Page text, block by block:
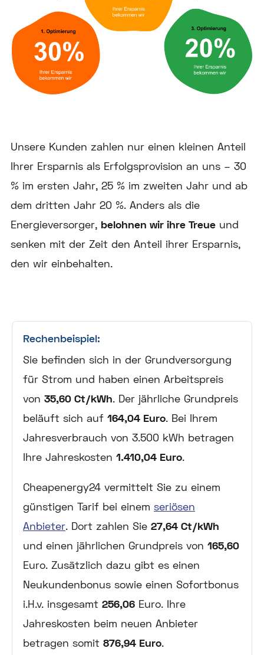
Unsere Kunden zahlen nur einen kleinen Anteil
Ihrer Ersparnis als Erfolgsprovision an uns – 30
% im ersten Jahr, 25 % im zweiten Jahr und ab
dem dritten Jahr 20 %. Anders als die
Energieversorger, belohnen wir ihre Treue und
senken mit der Zeit den Anteil ihrer Ersparnis,
den wir einbehalten.
Rechenbeispiel:
Sie befinden sich in der Grundversorgung
für Strom und haben einen Arbeitspreis
von 35,60 Ct/kWh. Der jährliche Grundpreis
beläuft sich auf 164,04 Euro. Bei Ihrem
Jahresverbrauch von 3.500 kWh betragen
Ihre Jahreskosten 1.410,04 Euro.
Cheapenergy24 vermittelt Sie zu einem
günstigen Tarif bei einem seriösen
Anbieter. Dort zahlen Sie 27,64 Ct/kWh
und einen jährlichen Grundpreis von 165,60
Euro. Zusätzlich dazu gibt es einen
Neukundenbonus sowie einen Sofortbonus
i.H.v. insgesamt 256,06 Euro. Ihre
Jahreskosten beim neuen Anbieter
betragen somit 876,94 Euro.